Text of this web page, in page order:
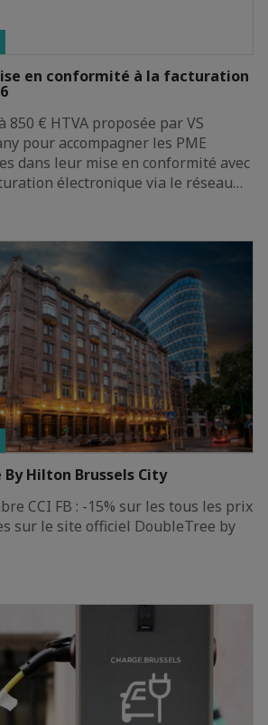
en conformité à la facturation
850 € HTVA proposée par VS
pour accompagner les PME
dans leur mise en conformité avec
électronique via le réseau…
Hilton Brussels City
CCI FB : -15% sur les tous les prix
sur le site officiel DoubleTree by